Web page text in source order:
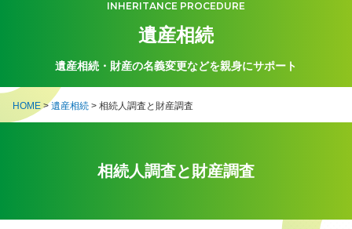
INHERITANCE PROCEDURE
遺産相続
遺産相続・財産の名義変更などを親身にサポート
HOME >遺産相続 > 相続人調査と財産調査
相続人調査と財産調査